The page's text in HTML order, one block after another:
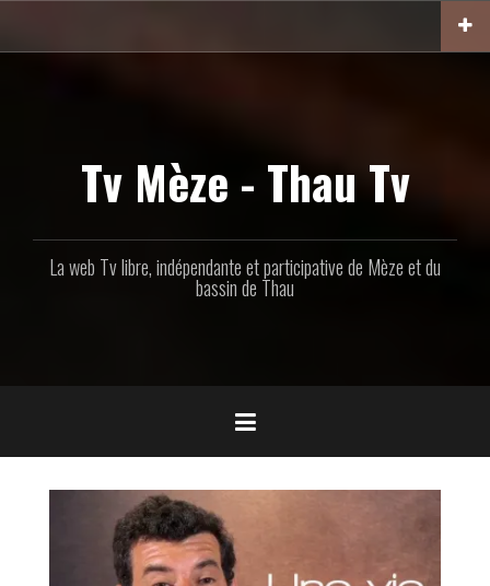
contenu
Tv Mèze - Thau Tv
La web Tv libre, indépendante et participative de Mèze et du
bassin de Thau